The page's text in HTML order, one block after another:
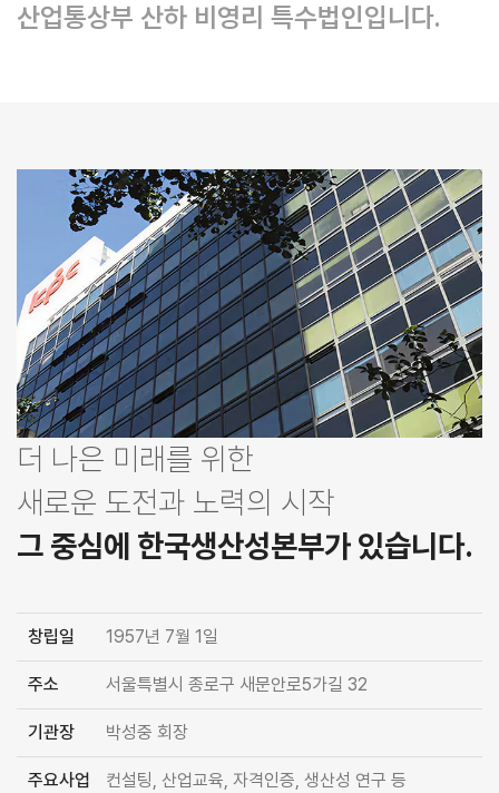
산업통상부 산하 비영리 특수법인입니다.
더 나은 미래를 위한
새로운 도전과 노력의 시작
그 중심에 한국생산성본부가 있습니다.
창립일 1957년 7월 1일
주소 서울특별시 종로구 새문안로5가길 32
기관장 박성중 회장
주요사업 컨설팅, 산업교육, 자격인증, 생산성 연구 등